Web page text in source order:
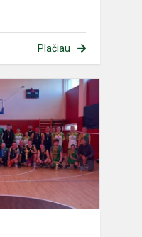
Plačiau
kovos